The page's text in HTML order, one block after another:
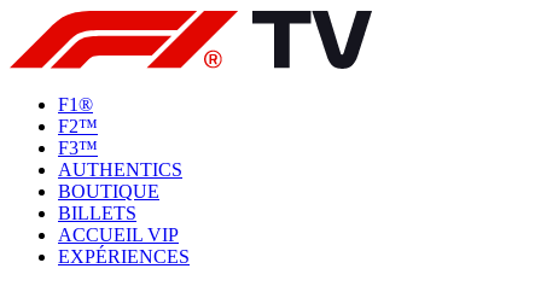
F1®
F2™
F3™
AUTHENTICS
BOUTIQUE
BILLETS
ACCUEIL VIP
EXPÉRIENCES